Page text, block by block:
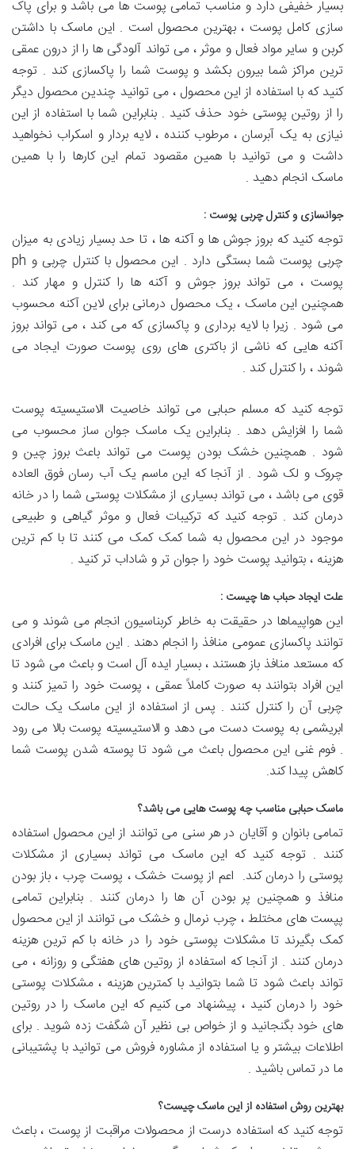
بسیار خفیفی دارد و مناسب تمامی پوست ها می باشد و برای پاک
سازی کامل پوست ، بهترین محصول است . این ماسک با داشتن
کربن و سایر مواد فعال و موثر ، می تواند آلودگی ها را از درون عمقی
ترین مراکز شما بیرون بکشد و پوست شما را پاکسازی کند . توجه
کنید که با استفاده از این محصول ، می توانید چندین محصول دیگر
را از روتین پوستی خود حذف کنید . بنابراین شما با استفاده از این
نیازی به یک آبرسان ، مرطوب کننده ، لایه بردار و اسکراب نخواهید
داشت و می توانید با همین مقصود تمام این کارها را با همین
ماسک انجام دهید .
جوانسازی و کنترل چربی پوست :
توجه کنید که بروز جوش ها و آکنه ها ، تا حد بسیار زیادی به میزان
چربی پوست شما بستگی دارد . این محصول با کنترل چربی و ph
پوست ، می تواند بروز جوش و آکنه ها را کنترل و مهار کند .
همچنین این ماسک ، یک محصول درمانی برای لاین آکنه محسوب
می شود . زیرا با لایه برداری و پاکسازی که می کند ، می تواند بروز
آکنه هایی که ناشی از باکتری های روی پوست صورت ایجاد می
شوند ، را کنترل کند .
توجه کنید که مسلم حبابی می‌ تواند خاصیت الاستیسیته پوست
شما را افزایش دهد . بنابراین یک ماسک جوان ساز محسوب می‌
شود . همچنین خشک بودن پوست می تواند باعث بروز چین و
چروک و لک شود . از آنجا که این ماسم یک آب رسان فوق العاده
قوی می باشد ، می‌ تواند بسیاری از مشکلات پوستی شما را در خانه
درمان کند . توجه کنید که ترکیبات فعال و موثر گیاهی و طبیعی
موجود در این محصول به شما کمک کمک می کنند تا با کم ترین
هزینه ، بتوانید پوست خود را جوان تر و شاداب تر کنید .
علت ایجاد حباب ها چیست :
این هواپیماها در حقیقت به خاطر کربناسیون انجام می شوند و می
توانند پاکسازی عمومی منافذ را انجام دهند . این ماسک برای افرادی
که مستعد منافذ باز هستند ، بسیار ایده آل است و باعث می‌ شود تا
این افراد بتوانند به صورت کاملاً عمقی ، پوست خود را تمیز کنند و
چربی آن را کنترل کنند . پس از استفاده از این ماسک یک حالت
ابریشمی به پوست دست می‌ دهد و الاستیسیته پوست بالا می رود
. فوم غنی این محصول باعث می شود تا پوسته شدن پوست شما
کاهش پیدا کند.
ماسک حبابی مناسب چه پوست هایی می باشد؟
تمامی بانوان و آقایان در هر سنی می توانند از این محصول استفاده
کنند . توجه کنید که این ماسک می‌ تواند بسیاری از مشکلات
پوستی را درمان کند. اعم از پوست خشک ، پوست چرب ، باز بودن
منافذ و همچنین پر بودن آن ها را درمان کنند . بنابراین تمامی
پپست‌ های مختلط ، چرب نرمال و خشک می توانند از این محصول
کمک بگیرند تا مشکلات پوستی خود را در خانه با کم ترین هزینه
درمان کنند . از آنجا که استفاده از روتین های هفتگی و روزانه ، می
تواند باعث شود تا شما بتوانید با کمترین هزینه ، مشکلات پوستی
خود را درمان کنید ، پیشنهاد می کنیم که این ماسک را در روتین
های خود بگنجانید و از خواص بی نظیر آن شگفت زده شوید . برای
اطلاعات بیشتر و یا استفاده از مشاوره فروش می توانید با پشتیبانی
ما در تماس باشید .
بهترین روش استفاده از این ماسک چیست؟
توجه کنید که استفاده درست از محصولات مراقبت از پوست ، باعث